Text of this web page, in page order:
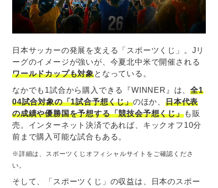
日本サッカーの発展を支える「スポーツくじ」。Jリ
ーグのイメージが強いが、今夏北中米で開催される
ワールドカップも対象となっている。
なかでも1試合から購入できる『WINNER』は、全1
04試合対象の「1試合予想くじ」のほか、日本代表
の成績や優勝国を予想する「競技会予想くじ」も販
売。インターネット決済であれば、キックオフ10分
前まで購入可能な試合もある。
※詳細は、スポーツくじオフィシャルサイトをご確認くださ
い。
そして、「スポーツくじ」の収益は、日本のスポー